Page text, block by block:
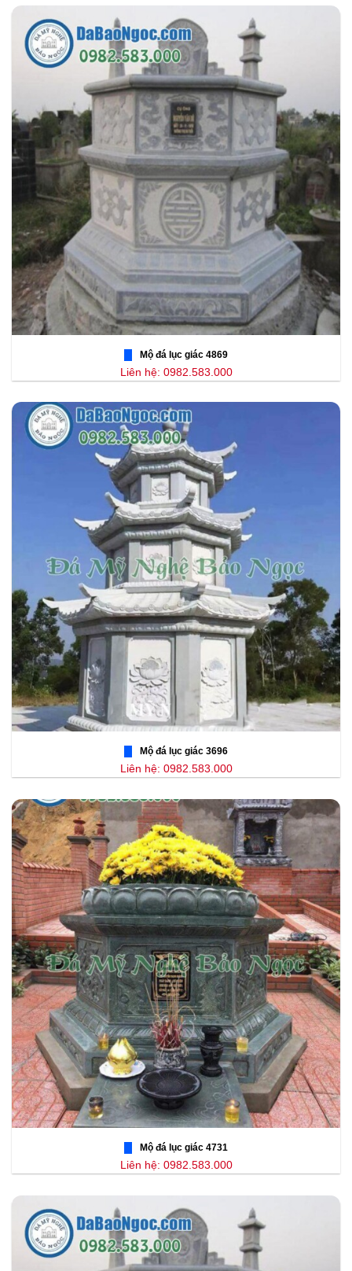
Mộ đá lục giác 4869
Liên hệ: 0982.583.000
Mộ đá lục giác 3696
Liên hệ: 0982.583.000
Mộ đá lục giác 4731
Liên hệ: 0982.583.000